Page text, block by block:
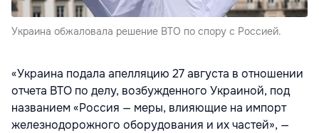
Украина обжаловала решение ВТО по спору с Россией.
«Украина подала апелляцию 27 августа в отношении
отчета ВТО по делу, возбужденного Украиной, под
названием «Россия — меры, влияющие на импорт
железнодорожного оборудования и их частей», —